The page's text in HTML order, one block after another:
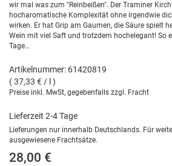
wir mal was zum "Reinbeißen". Der Traminer
hocharomatische Komplexität ohne irgendwie
wirken. Er hat Grip am Gaumen, die Säure spielt
Wein mit viel Saft und trotzdem hochelegant! So
Tage…
Artikelnummer: 61420819
( 37,33 € / l )
Preise inkl. MwSt, gegebenfalls zzgl. Fracht
Lieferzeit 2-4 Tage
Lieferungen nur innerhalb Deutschlands. Für
ausgewiesene Frachtsätze.
28,00 €